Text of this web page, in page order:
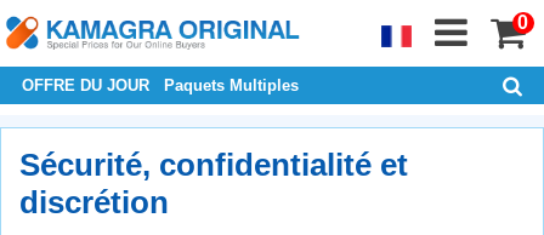
0
OFFRE DU JOUR Paquets Multiples
Sécurité, confidentialité et
discrétion